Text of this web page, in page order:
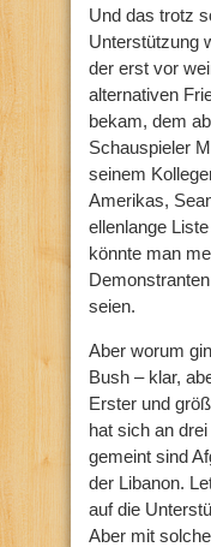
Und das trotz
Unterstützung
der erst vor
alternativen
bekam, dem
Schauspieler
seinem
Amerikas,
ellenlange
könnte man
seien.
Aber worum
Bush – klar,
Erster und
hat sich an
gemeint sind
der Libanon.
auf die
Aber mit